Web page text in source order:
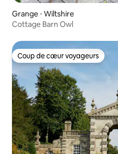
Grange ⋅ Wiltshire
Cottage Barn Owl
Coup de cœur voyageurs
Coup de cœur voyageurs